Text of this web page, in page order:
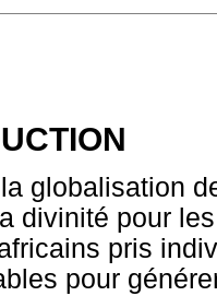
globalisation
divinité pour
pris
pour